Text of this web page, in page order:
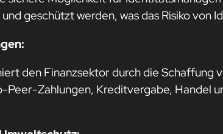
geschützt werden, was das Risiko von
den Finanzsektor durch die Schaffung
Peer-Zahlungen, Kreditvergabe, Handel